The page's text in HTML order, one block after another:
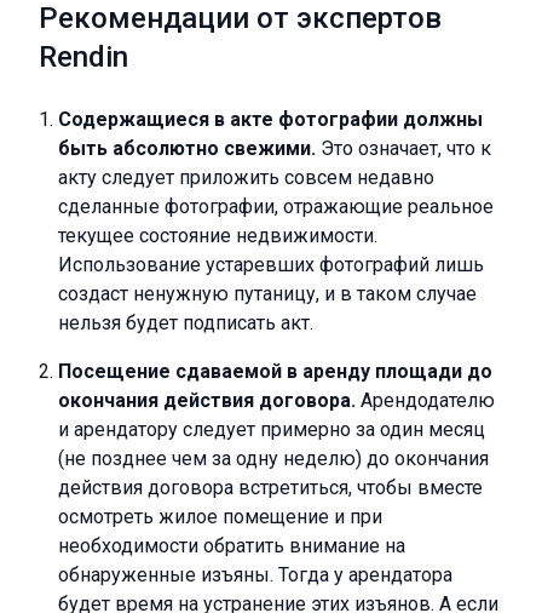
Рекомендации от экспертов
Rendin
Содержащиеся в акте фотографии должны
быть абсолютно свежими. Это означает, что к
акту следует приложить совсем недавно
сделанные фотографии, отражающие реальное
текущее состояние недвижимости.
Использование устаревших фотографий лишь
создаст ненужную путаницу, и в таком случае
нельзя будет подписать акт.
Посещение сдаваемой в аренду площади до
окончания действия договора. Арендодателю
и арендатору следует примерно за один месяц
(не позднее чем за одну неделю) до окончания
действия договора встретиться, чтобы вместе
осмотреть жилое помещение и при
необходимости обратить внимание на
обнаруженные изъяны. Тогда у арендатора
будет время на устранение этих изъянов. А если